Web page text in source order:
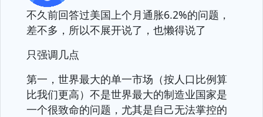
不久前回答过美国上个月通胀6.2%的问题，
差不多，所以不展开说了，也懒得说了
只强调几点
第一，世界最大的单一市场（按人口比例算
比我们更高）不是世界最大的制造业国家是
一个很致命的问题，尤其是自己无法掌控的